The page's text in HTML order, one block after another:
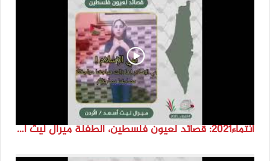
انتماء2021: قصائد لعيون فلسطين، الطفلة ميرال ليث اسعد، الاردن